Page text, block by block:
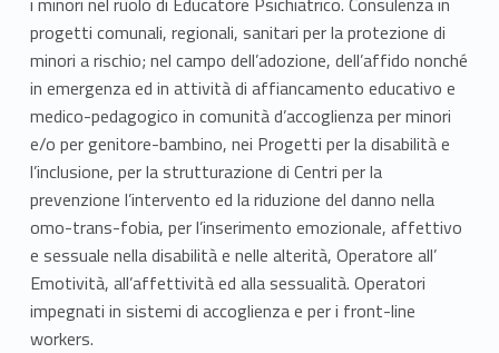
progetti comunali, regionali, sanitari per la protezione di
minori a rischio; nel campo dell’adozione, dell’affido nonché
in emergenza ed in attività di affiancamento educativo e
medico-pedagogico in comunità d’accoglienza per minori
e/o per genitore-bambino, nei Progetti per la disabilità e
l’inclusione, per la strutturazione di Centri per la
prevenzione l’intervento ed la riduzione del danno nella
omo-trans-fobia, per l’inserimento emozionale, affettivo
e sessuale nella disabilità e nelle alterità, Operatore all’
Emotività, all’affettività ed alla sessualità. Operatori
impegnati in sistemi di accoglienza e per i front-line
workers.